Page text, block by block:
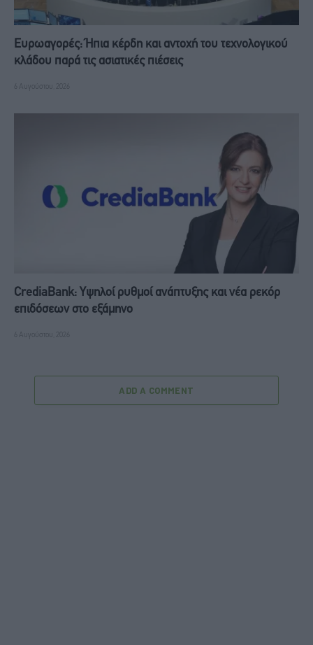
Ευρωαγορές: Ήπια κέρδη και αντοχή του τεχνολογικού
κλάδου παρά τις ασιατικές πιέσεις
6 Αυγούστου, 2026
CrediaBank: Υψηλοί ρυθμοί ανάπτυξης και νέα ρεκόρ
επιδόσεων στο εξάμηνο
6 Αυγούστου, 2026
ADD A COMMENT